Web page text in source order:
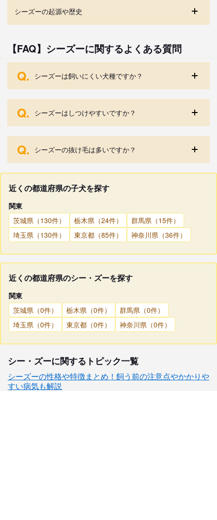
シーズーの起源や歴史
【FAQ】シーズーに関するよくある質問
Q. シーズーは飼いにくい犬種ですか？
Q. シーズーはしつけやすいですか？
Q. シーズーの抜け毛は多いですか？
近くの都道府県の子犬を探す
関東
茨城県（130件）
栃木県（24件）
群馬県（15件）
埼玉県（130件）
東京都（85件） 神奈川県（36件）
近くの都道府県のシー・ズーを探す
関東
茨城県（0件）
栃木県（0件）
群馬県（0件）
埼玉県（0件）
東京都（0件） 神奈川県（0件）
シー・ズーに関するトピック一覧
シーズーの性格や特徴まとめ！飼う前の注意点やかかりや
すい病気も解説